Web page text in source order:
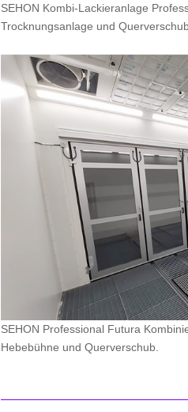
SEHON Kombi-Lackieranlage
Trocknungsanlage und
SEHON Professional Futura
Hebebühne und Querverschub.